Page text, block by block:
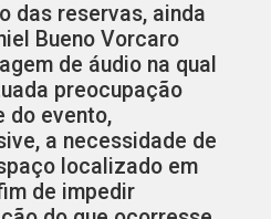
das reservas, ainda
Bueno Vorcaro
de áudio na qual
preocupação
do evento,
a necessidade de
localizado em
de impedir